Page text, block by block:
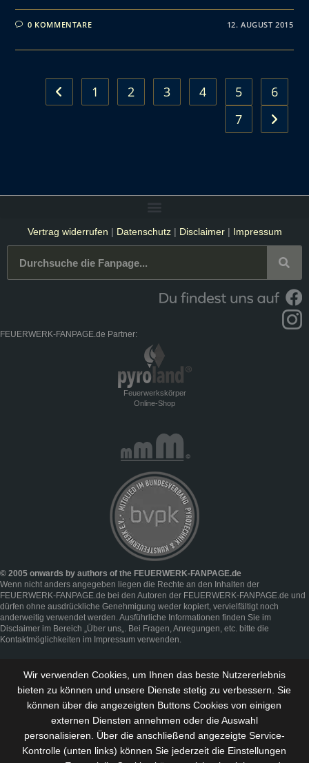
0 KOMMENTARE 12. AUGUST 2015
1 2 3 4 5
6
7
Vertrag widerrufen | Datenschutz| Disclaimer| Impressum
FEUERWERK-FANPAGE.de Partner:
Feuerwerkskörper
Online-Shop
© 2005 onwards by authors of the FEUERWERK-FANPAGE.de
Wenn nicht anders angegeben liegen die Rechte an den Inhalten der
FEUERWERK-FANPAGE.de bei den Autoren der FEUERWERK-FANPAGE.de und
dürfen ohne ausdrückliche Genehmigung weder kopiert, vervielfältigt noch
anderweitig verwendet werden. Ausführliche Informationen finden Sie im
Disclaimer im Bereich „Über uns„. Bei Fragen, Anregungen, etc. bitte die
Kontaktmöglichkeiten im Impressum verwenden.
Wir verwenden Cookies, um Ihnen das beste Nutzererlebnis
bieten zu können und unsere Dienste stetig zu verbessern . Sie
können über die angezeigten Buttons Cookies von einigen
externen Diensten annehmen oder die Auswahl
personalisieren. Über die anschließend angezeigte Service-
Kontrolle (unten links) können Sie jederzeit die Einstellungen